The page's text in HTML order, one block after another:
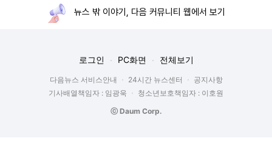
뉴스 밖 이야기, 다음 커뮤니티 웹에서 보기
로그인 PC화면 전체보기
다음뉴스 서비스안내 24시간 뉴스센터
공지사항
기사배열책임자 : 임광욱
청소년보호책임자 : 이호원
ⓒ Daum Corp.